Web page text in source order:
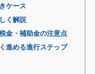
ケース
く解説
金・補助金の注意点
進める進行ステップ